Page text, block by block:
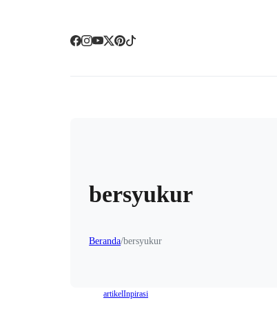
bersyukur
Beranda/bersyukur
artikelInpirasi